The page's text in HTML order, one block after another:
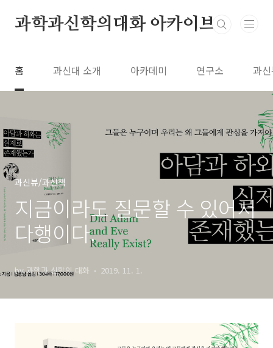
과학과신학의대화 아카이브
홈 과신대 소개 아카데미 연구소 과
과신뷰/과신책
지금이라도 질문할 수 있어서
다행이다.
by 과학과 신학의 대화 2019. 11. 1.